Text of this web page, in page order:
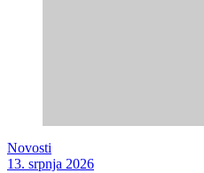
Novosti
13. srpnja 2026